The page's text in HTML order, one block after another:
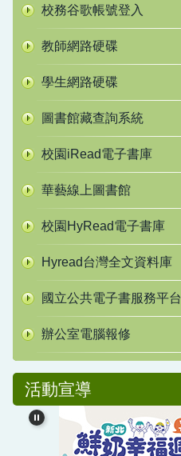
校務谷歌帳號登入
教師網路硬碟
學生網路硬碟
圖書館藏查詢系統
校園iRead電子書庫
華藝線上圖書館
校園HyRead電子書庫
Hyread台灣全文資料庫
國立公共電子書服務平台
辦公室電腦報修
活動宣導